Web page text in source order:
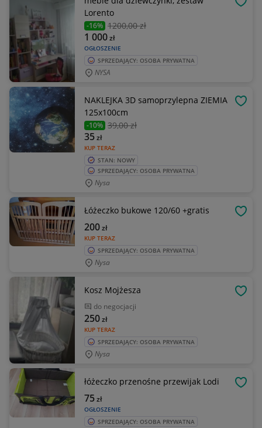
Lorento
-16% 1200,00 zł
OGŁOSZENIE
1 000zł
SPRZEDAJĄCY: OSOBA PRYWATNA
NYSA
NAKLEJKA 3D samoprzylepna ZIEMIA
125x100cm
-10% 39,00 zł
KUP TERAZ
35zł
STAN: NOWY
SPRZEDAJĄCY: OSOBA PRYWATNA
Nysa
Łóżeczko bukowe 120/60 +gratis
KUP TERAZ
200zł
SPRZEDAJĄCY: OSOBA PRYWATNA
Nysa
Kosz Mojżesza
do negocjacji
KUP TERAZ
250zł
SPRZEDAJĄCY: OSOBA PRYWATNA
Nysa
łóżeczko przenośne przewijak Lodi
OGŁOSZENIE
75zł
SPRZEDAJĄCY: OSOBA PRYWATNA